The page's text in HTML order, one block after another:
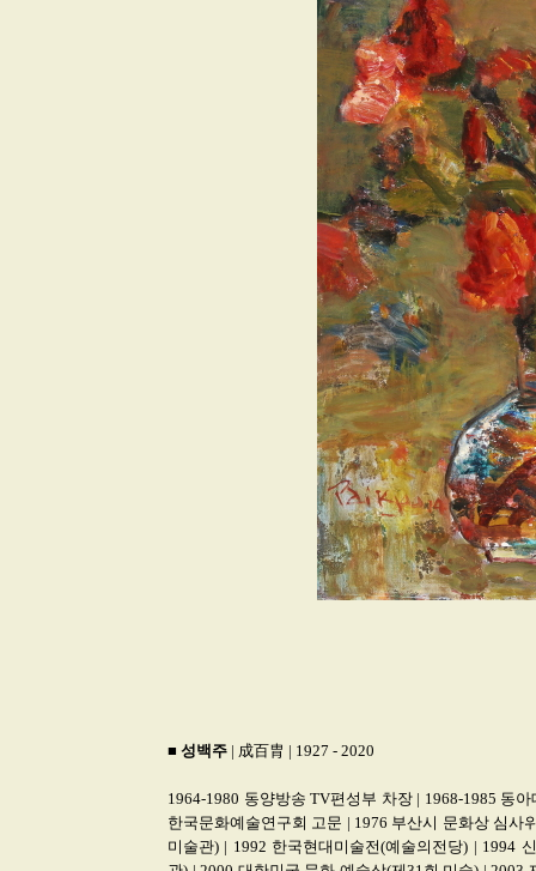
■ 성백주 | 成百胄 | 1927 - 2020
1964-1980 동양방송 TV편성부 차장 | 1968-1985 동
한국문화예술연구회 고문 | 1976 부산시 문화상 심사
미술관) | 1992 한국현대미술전(예술의전당) | 1994